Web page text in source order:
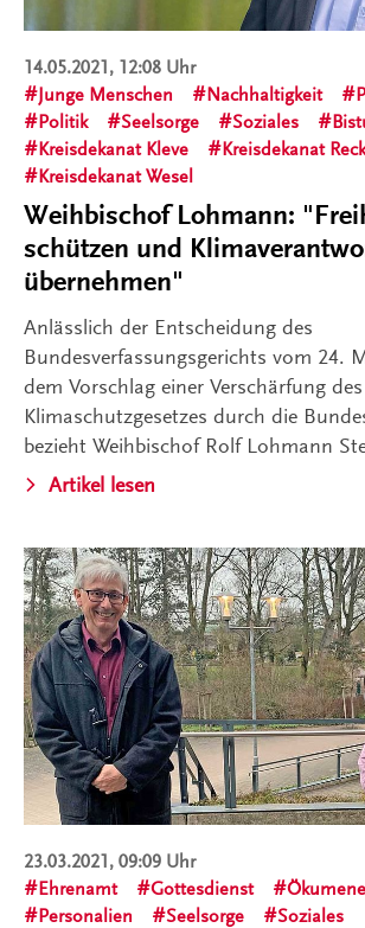
14.05.2021, 12:08 Uhr
Junge Menschen
Nachhaltigkeit
Politik
Seelsorge Soziales
Kreisdekanat Kleve
Kreisdekanat
Kreisdekanat Wesel
Weihbischof Lohmann:
schützen und
übernehmen"
Anlässlich der Entscheidung des
Bundesverfassungsgerichts vom 24.
dem Vorschlag einer Verschärfung des
Klimaschutzgesetzes durch die
bezieht Weihbischof Rolf Lohmann
Artikel lesen
23.03.2021, 09:09 Uhr
Ehrenamt
Gottesdienst
Ökumene
Personalien
Seelsorge
Soziales